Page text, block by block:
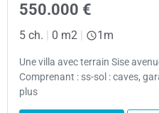
550.000 €
5 ch. 0 m2 1m
Une villa avec terrain Sise
Comprenant : ss-sol : caves,
plus